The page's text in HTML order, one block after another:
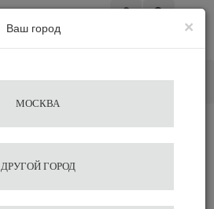
×
Ваш город
МОСКВА
ДРУГОЙ ГОРОД